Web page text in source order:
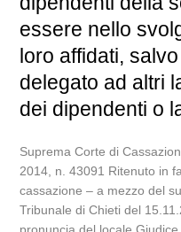
essere nello
loro affidati,
delegato ad altri
dei dipendenti o
Suprema Corte di
2014, n. 43091 Ritenuto in
cassazione – a mezzo del
Tribunale di Chieti del